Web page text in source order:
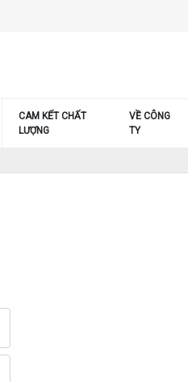
CAM KẾT CHẤT
LƯỢNG
VỀ CÔNG
TY